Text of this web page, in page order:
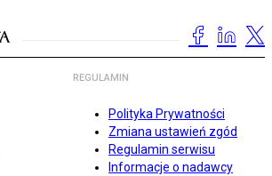
REGULAMIN
Polityka Prywatności
Zmiana ustawień zgód
Regulamin serwisu
Informacje o nadawcy